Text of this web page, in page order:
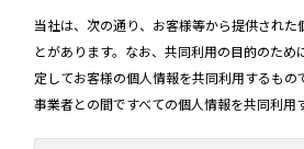
当社は、次の通り、お客様等から提供された
とがあります。なお、共同利用の目的のため
定してお客様の個人情報を共同利用するもの
事業者との間ですべての個人情報を共同利用